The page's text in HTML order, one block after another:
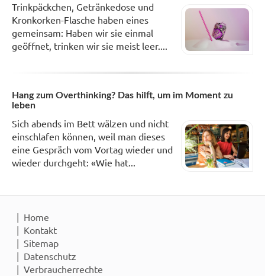
Trinkpäckchen, Getränkedose und
Kronkorken-Flasche haben eines
gemeinsam: Haben wir sie einmal
geöffnet, trinken wir sie meist leer....
Hang zum Overthinking? Das hilft, um im Moment zu
leben
Sich abends im Bett wälzen und nicht
einschlafen können, weil man dieses
eine Gespräch vom Vortag wieder und
wieder durchgeht: «Wie hat...
Home
Kontakt
Sitemap
Datenschutz
Verbraucherrechte